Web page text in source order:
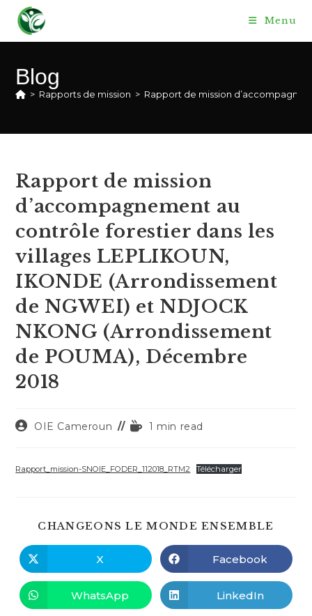
content
Menu
Blog
> Rapports de mission > Rapport de mission
Rapport de mission
d’accompagnement au
contrôle forestier dans les
villages LEPLIKOUN,
IKONDE (Arrondissement
de NGWEI) et NDJOCK
NKONG (Arrondissement
de POUMA), Décembre
2018
Auteur/autrice
publication :
OIE Cameroun
Temps1 min read
Rapport_mission-SNOIE_FODER_112018_RTM2 Télécharger
CHANGEONS LE MONDE ENSEMBLE
Ouvrir
dans
une
autre
fenêtre
X Ouvrir
dans
une
autre
fenêtre
Facebook
Ouvrir
dans
WhatsApp Ouvrir
dans
LinkedIn